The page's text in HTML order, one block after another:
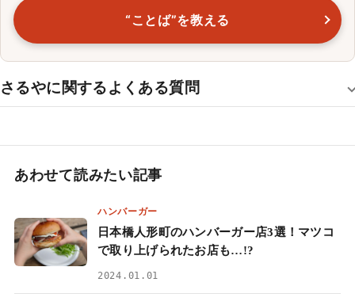
“ことば”を教える
さるやに関するよくある質問
あわせて読みたい記事
ハンバーガー
日本橋人形町のハンバーガー店3選！マツコ
で取り上げられたお店も…!?
2024.01.01